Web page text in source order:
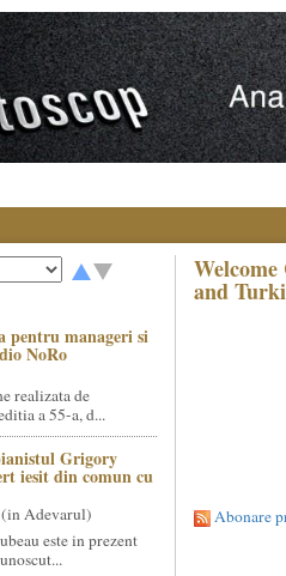
pentru manageri si
NoRo
realizata de
a 55-a, d...
Grigory
iesit din comun cu
Adevarul)
este in prezent
and
Abonare